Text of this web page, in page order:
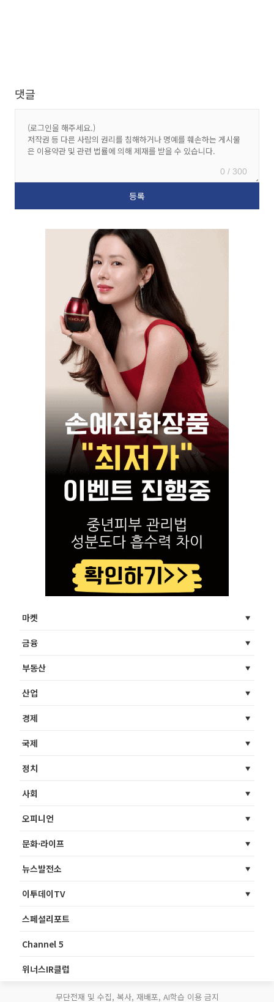
댓글
0 / 300
마켓
금융
부동산
산업
경제
국제
정치
사회
오피니언
문화·라이프
뉴스발전소
이투데이TV
스페셜리포트
Channel 5
위너스IR클럽
무단전재 및 수집, 복사, 재배포, AI학습 이용 금지